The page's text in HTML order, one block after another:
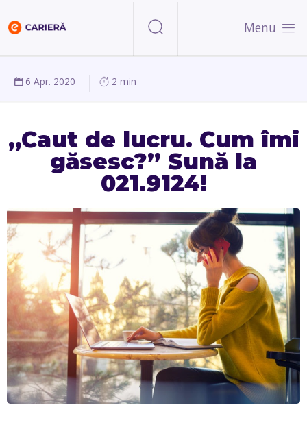
Menu
6 Apr. 2020 2 min
„Caut de lucru. Cum îmi
găsesc?” Sună la
021.9124!